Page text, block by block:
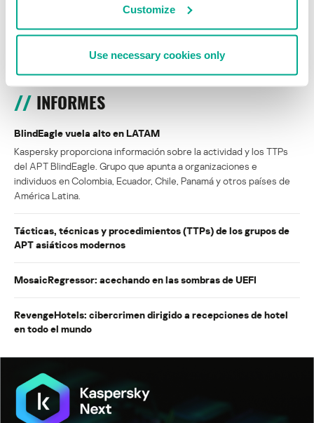
Customize
Use necessary cookies only
vínculos con la inteligencia rusa
SECURELIST
“leer la mente”
SECURELIST
INFORMES
BlindEagle vuela alto en LATAM
Kaspersky proporciona información sobre la actividad y los TTPs
del APT BlindEagle. Grupo que apunta a organizaciones e
individuos en Colombia, Ecuador, Chile, Panamá y otros países de
América Latina.
Tácticas, técnicas y procedimientos (TTPs) de los grupos de
APT asiáticos modernos
MosaicRegressor: acechando en las sombras de UEFI
RevengeHotels: cibercrimen dirigido a recepciones de hotel
en todo el mundo